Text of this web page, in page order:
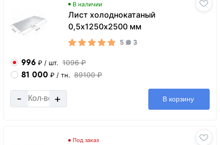
В наличии
Лист холоднокатаный
0,5х1250х2500 мм
5 3
996 ₽ / шт. 1096 ₽
81 000 ₽ / тн. 89100 ₽
- + В корзину
Под заказ